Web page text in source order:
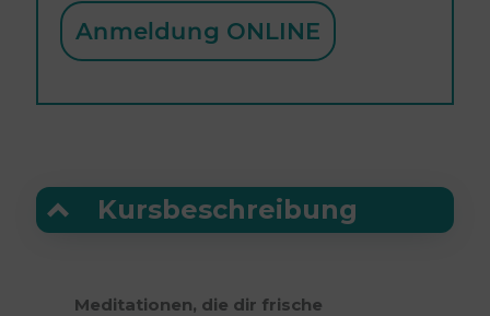
Anmeldung ONLINE
Kursbeschreibung
Meditationen, die dir frische